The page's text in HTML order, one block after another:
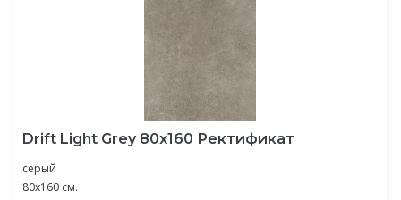
Drift Light Grey 80x160 Ректификат
серый
80x160 см.